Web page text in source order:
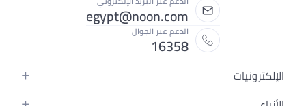
egypt@noon.com
الدعم عبر الجوال
16358
الإلكترونيات
الهواتف المتحركة